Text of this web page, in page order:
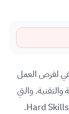
لفرص العمل
والتي
تُعرف في اللغة الإنجليزية بالـ Soft Skills والـ Hard Skills.